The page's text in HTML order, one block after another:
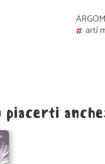
arti
piacerti